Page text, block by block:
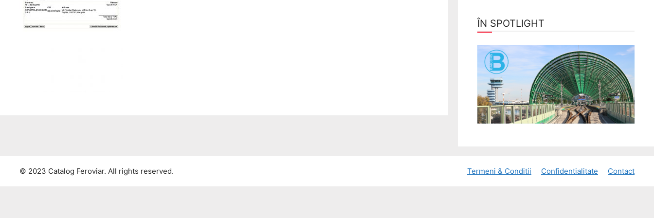
ÎN SPOTLIGHT
Termeni & Conditii Confidentialitate Contact
© 2023 Catalog Feroviar. All rights reserved.